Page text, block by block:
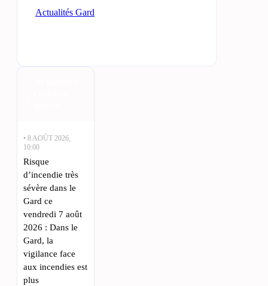
Actualités Gard
• 8 AOÛT 2026,
10:00
Risque
d’incendie très
sévère dans le
Gard ce
vendredi 7 août
2026 : Dans le
Gard, la
vigilance face
aux incendies est
plus